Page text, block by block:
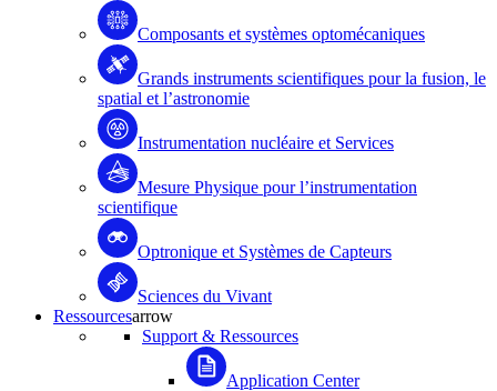
Composants et systèmes optomécaniques
Grands instruments scientifiques pour la fusion, le
spatial et l’astronomie
Instrumentation nucléaire et Services
Mesure Physique pour l’instrumentation
scientifique
Optronique et Systèmes de Capteurs
Sciences du Vivant
Ressourcesarrow
Support & Ressources
Application Center